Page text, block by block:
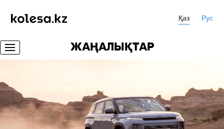
Қаз Рус
ЖАҢАЛЫҚТАР